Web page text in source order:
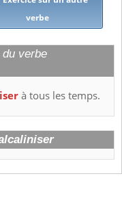
verbe
verbe
à tous les temps.